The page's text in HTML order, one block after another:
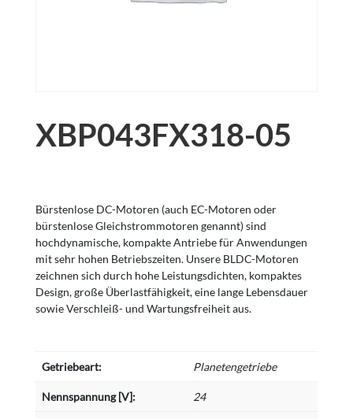
XBP043FX318-05
Bürstenlose DC-Motoren (auch EC-Motoren oder
bürstenlose Gleichstrommotoren genannt) sind
hochdynamische, kompakte Antriebe für Anwendungen
mit sehr hohen Betriebszeiten. Unsere BLDC-Motoren
zeichnen sich durch hohe Leistungsdichten, kompaktes
Design, große Überlastfähigkeit, eine lange Lebensdauer
sowie Verschleiß- und Wartungsfreiheit aus.
Getriebeart: Planetengetriebe
Nennspannung [V]: 24